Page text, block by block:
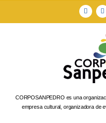
CORPOSANPEDRO es una
empresa cultural, organizadora de